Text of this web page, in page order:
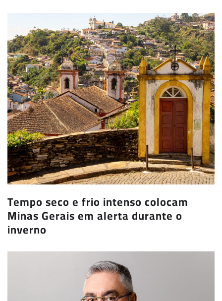
Tempo seco e frio intenso colocam
Minas Gerais em alerta durante o
inverno